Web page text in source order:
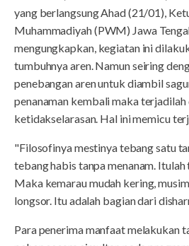
yang berlangsung Ahad (21/01),
Muhammadiyah (PWM) Jawa
mengungkapkan, kegiatan ini
tumbuhnya aren. Namun seiring
penebangan aren untuk diambil
penanaman kembali maka
ketidakselarasan. Hal ini memicu
"Filosofinya mestinya tebang satu
tebang habis tanpa menanam.
Maka kemarau mudah kering,
longsor. Itu adalah bagian dari
Para penerima manfaat melakukan